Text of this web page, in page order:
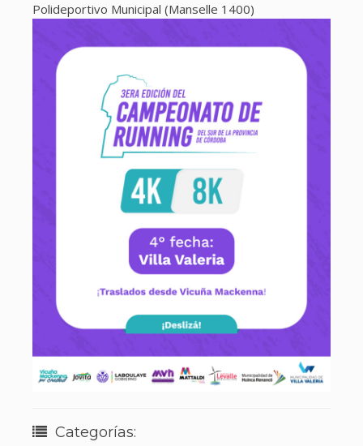
Polideportivo Municipal (Manselle 1400)
Categorías: